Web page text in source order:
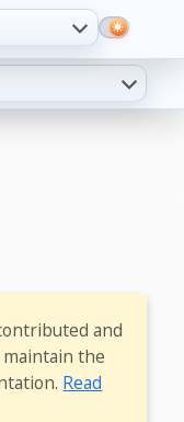
and
maintain the
Read